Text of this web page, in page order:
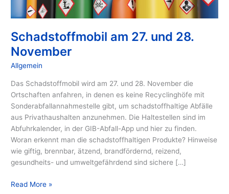
Schadstoffmobil am 27. und 28.
November
Allgemein
Das Schadstoffmobil wird am 27. und 28. November die
Ortschaften anfahren, in denen es keine Recyclinghöfe mit
Sonderabfallannahmestelle gibt, um schadstoffhaltige Abfälle
aus Privathaushalten anzunehmen. Die Haltestellen sind im
Abfuhrkalender, in der GIB-Abfall-App und hier zu finden.
Woran erkennt man die schadstoffhaltigen Produkte? Hinweise
wie giftig, brennbar, ätzend, brandfördernd, reizend,
gesundheits- und umweltgefährdend sind sichere […]
Read More »